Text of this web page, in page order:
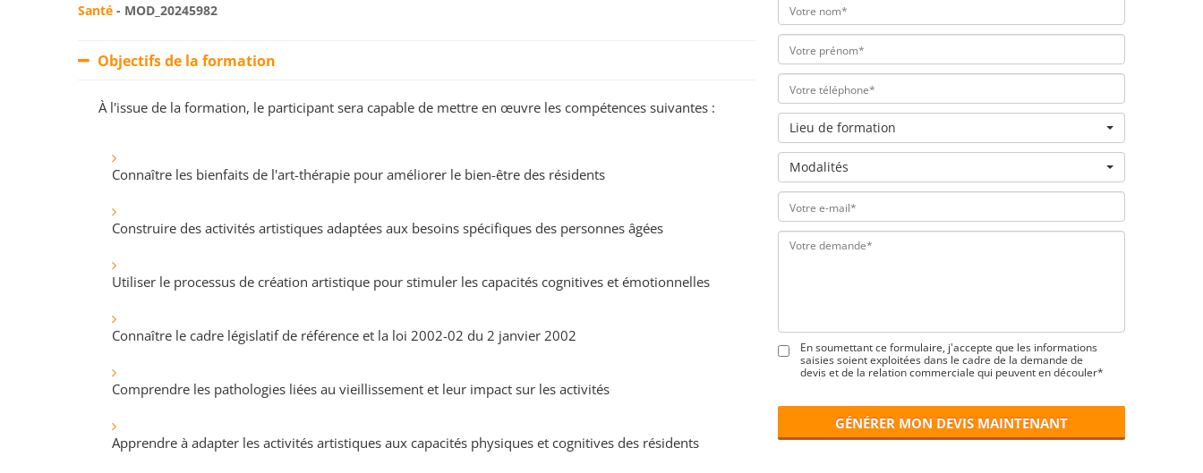
Santé - MOD_20245982
Objectifs de la formation
À l'issue de la formation, le participant sera capable de mettre en œuvre les compétences suivantes :
Connaître les bienfaits de l'art-thérapie pour améliorer le bien-être des résidents
Construire des activités artistiques adaptées aux besoins spécifiques des personnes âgées
Utiliser le processus de création artistique pour stimuler les capacités cognitives et émotionnelles
Connaître le cadre législatif de référence et la loi 2002-02 du 2 janvier 2002
Comprendre les pathologies liées au vieillissement et leur impact sur les activités
Apprendre à adapter les activités artistiques aux capacités physiques et cognitives des résidents
Lieu de formation
Modalités
En soumettant ce formulaire, j'accepte que les informations
saisies soient exploitées dans le cadre de la demande de
devis et de la relation commerciale qui peuvent en découler*
GÉNÉRER MON DEVIS MAINTENANT